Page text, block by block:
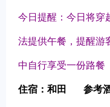
今日提醒：今日将穿
法提供午餐，提醒游
中自行享受一份路餐
住宿：和田 参考